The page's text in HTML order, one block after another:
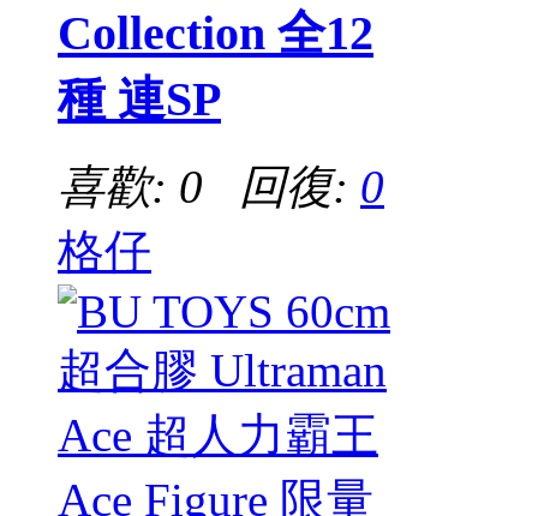
Collection 全12
種 連SP
喜歡: 0 回復: 0
格仔